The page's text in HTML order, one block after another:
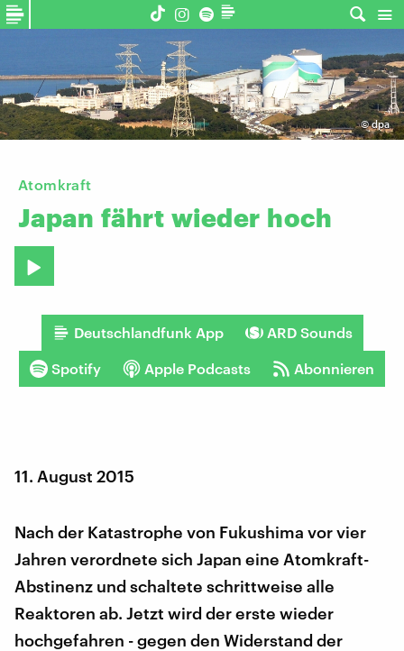
©dpa
Atomkraft
Japan fährt wieder hoch
Deutschlandfunk App ARD Sounds
Spotify Apple Podcasts Abonnieren
11. August 2015
Nach der Katastrophe von Fukushima vor vier
Jahren verordnete sich Japan eine Atomkraft-
Abstinenz und schaltete schrittweise alle
Reaktoren ab. Jetzt wird der erste wieder
hochgefahren - gegen den Widerstand der